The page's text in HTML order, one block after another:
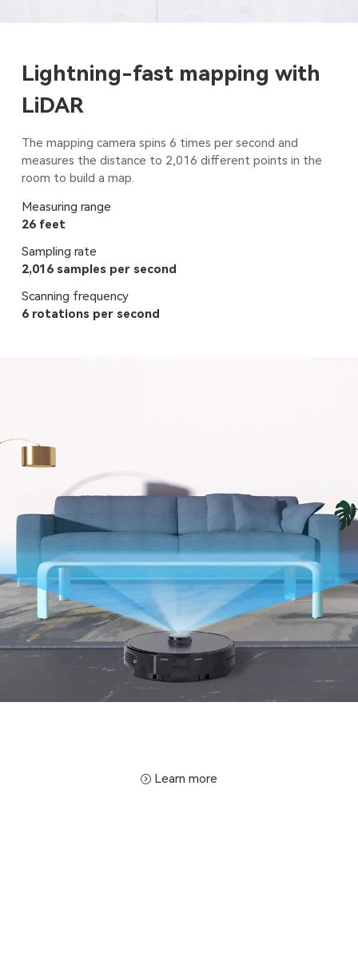
Lightning-fast mapping with
LiDAR
The mapping camera spins 6 times per second and
measures the distance to 2,016 different points in the
room to build a map.
Measuring range
26 feet
Sampling rate
2,016 samples per second
Scanning frequency
6 rotations per second
Learn more